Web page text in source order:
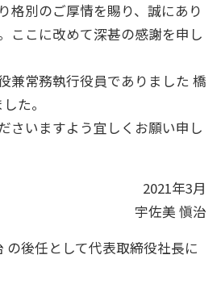
格別のご厚情を賜り、誠にあり
ここに改めて深甚の感謝を申し
兼常務執行役員でありました 橋
た。
さいますよう宜しくお願い申し
2021年3月
宇佐美 愼治
の後任として代表取締役社長に